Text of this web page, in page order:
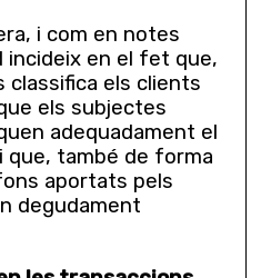
i com en notes
incideix en el fet que,
classifica els clients
els subjectes
adequadament el
també de forma
aportats pels
degudament